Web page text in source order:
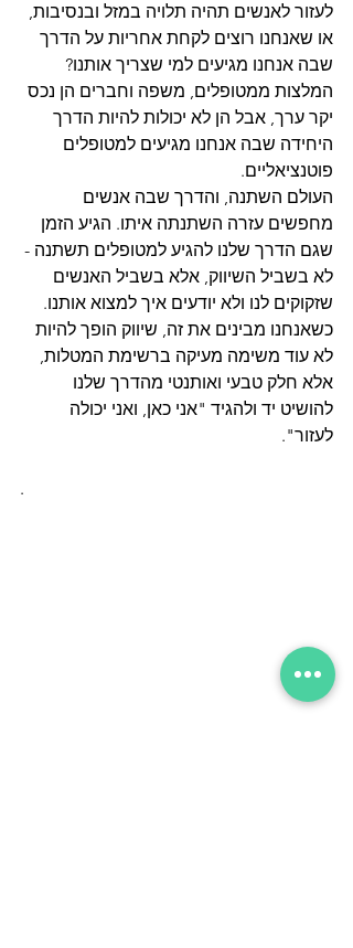
לעזור לאנשים תהיה תלויה במזל ובנסיבות,
או שאנחנו רוצים לקחת אחריות על הדרך
שבה אנחנו מגיעים למי שצריך אותנו?
המלצות ממטופלים, משפה וחברים הן נכס
יקר ערך, אבל הן לא יכולות להיות הדרך
היחידה שבה אנחנו מגיעים למטופלים
פוטנציאליים.
העולם השתנה, והדרך שבה אנשים
מחפשים עזרה השתנתה איתו. הגיע הזמן
שגם הדרך שלנו להגיע למטופלים תשתנה -
לא בשביל השיווק, אלא בשביל האנשים
שזקוקים לנו ולא יודעים איך למצוא אותנו.
כשאנחנו מבינים את זה, שיווק הופך להיות
לא עוד משימה מעיקה ברשימת המטלות,
אלא חלק טבעי ואותנטי מהדרך שלנו
להושיט יד ולהגיד "אני כאן, ואני יכולה
לעזור".
.